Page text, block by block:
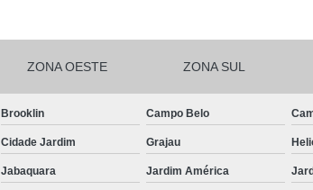
ZONA OESTE ZONA SUL
Brooklin Campo Belo
Cidade Jardim Grajau
Jabaquara Jardim América